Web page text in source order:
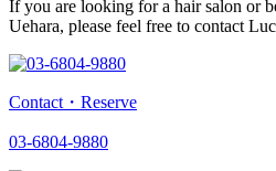
If you are looking for a hair salon or
Uehara, please feel free to contact
Contact・Reserve
03-6804-9880